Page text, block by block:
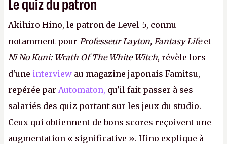
Akihiro Hino, le patron de Level-5, connu
notamment pour Professeur Layton, Fantasy Lifeet
Ni No Kuni: Wrath Of The White Witch, révèle lors
d'une interview au magazine japonais Famitsu,
repérée par Automaton, qu'il fait passer à ses
salariés des quiz portant sur les jeux du studio.
Ceux qui obtiennent de bons scores reçoivent une
augmentation « significative ». Hino explique à